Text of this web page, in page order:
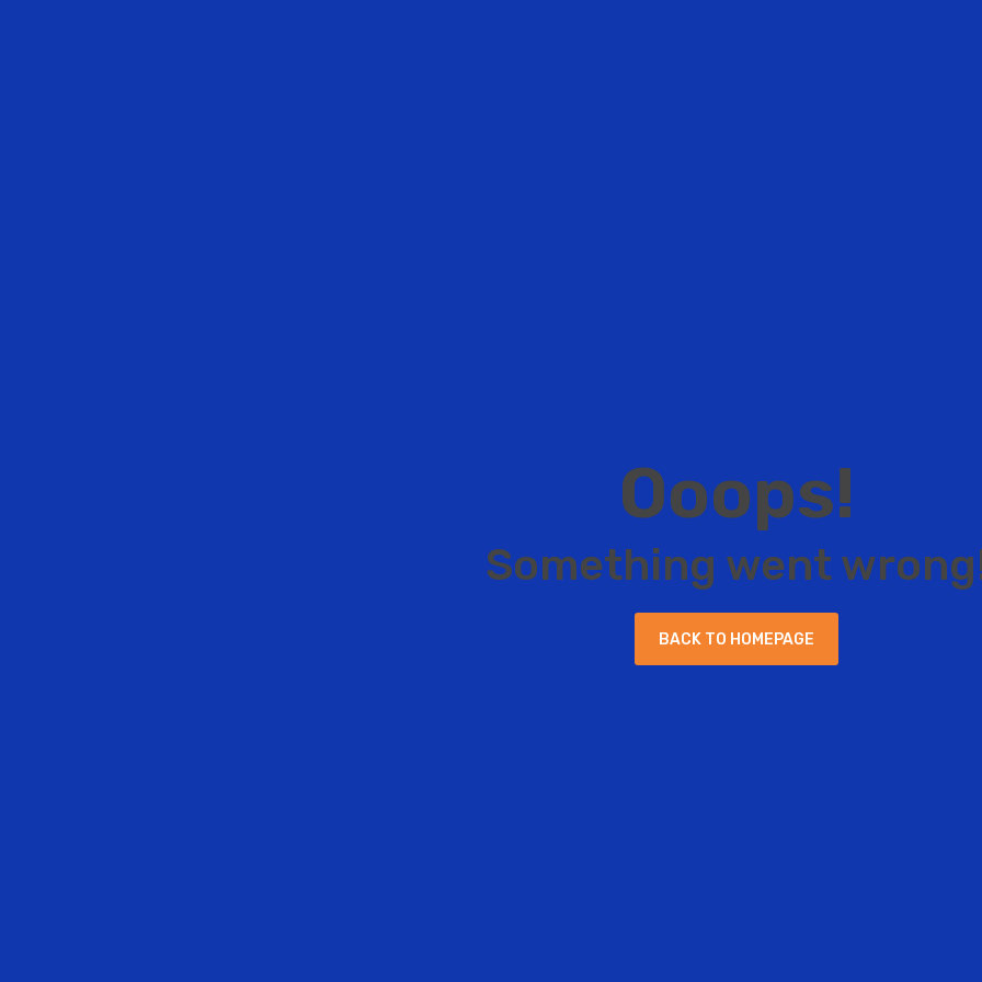
Ooops!
Something went wrong
BACK TO HOM EPAG E